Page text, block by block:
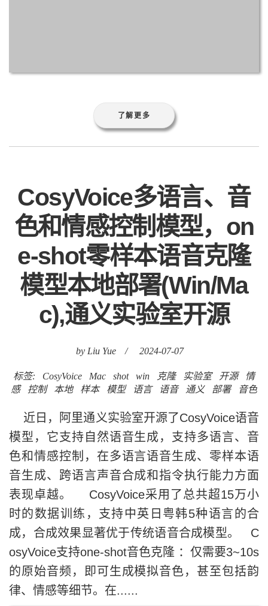
了解更多
CosyVoice多语言、音
色和情感控制模型，on
e-shot零样本语音克隆
模型本地部署(Win/Ma
c),通义实验室开源
by Liu Yue / 2024-07-07
标签: CosyVoice Mac shot win 克隆 实验室 开源
情
感
控制 本地 样本 模型 语言 语音 通义 部署 音色
近日，阿里通义实验室开源了CosyVoice语音
模型，它支持自然语音生成，支持多语言、音
色和情感控制，在多语言语音生成、零样本语
音生成、跨语言声音合成和指令执行能力方面
表现卓越。 CosyVoice采用了总共超15万小
时的数据训练，支持中英日粤韩5种语言的合
成，合成效果显著优于传统语音合成模型。 C
osyVoice支持one-shot音色克隆 ：仅需要3~10s
的原始音频，即可生成模拟音色，甚至包括韵
律、情感等细节。在......